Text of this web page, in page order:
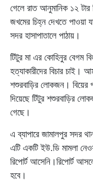
গেলে রাত আনুমানিক ১২ টার
জখমের চিহ্ন দেখতে পাওয়া
সদর হাসাপাতালে পাঠায়।
টিটুর মা এর কোহিনুর বেগম
হত্যাকারীদের বিচার চাই।
শশুরবাড়ির লোকজন। বিয়ের
দিয়েছে টিটুর শশুরবাড়ির
গেছে।
এ ব্যাপারে জামালপুর সদর
এটি একটি ইউ.ডি মামলা
রিপোর্ট আসেনি।রিপোর্ট
হবে।